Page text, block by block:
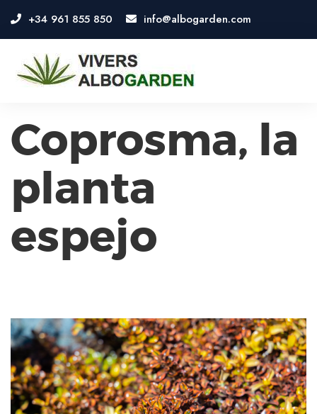
+34 961 855 850 info@albogarden.com
Coprosma, la
planta
espejo